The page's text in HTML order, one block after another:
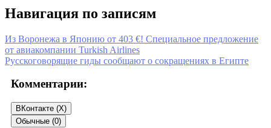
Навигация по записям
Из Воронежа в Японию от 403 €! Специальное предложение
от авиакомпании Turkish Airlines
Русскоговорящие гиды сообщают о сокращениях в Египте
Комментарии:
ВКонтакте (X)
Обычные (0)